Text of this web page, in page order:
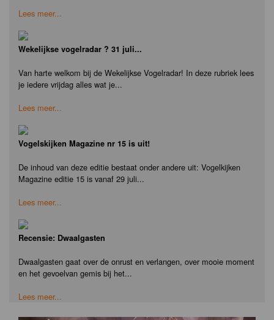
Lees meer...
Wekelijkse vogelradar ? 31 juli...
Van harte welkom bij de Wekelijkse Vogelradar! In deze rubriek lees
je iedere vrijdag alles wat je...
Lees meer...
Vogelskijken Magazine nr 15 is uit!
De inhoud van deze editie bestaat onder andere uit: Vogelkijken
Magazine editie 15 is vanaf 29 juli...
Lees meer...
Recensie: Dwaalgasten
Dwaalgasten gaat over de onrust en verlangen, over mooie moment
en het gevoelvan gemis bij het...
Lees meer...